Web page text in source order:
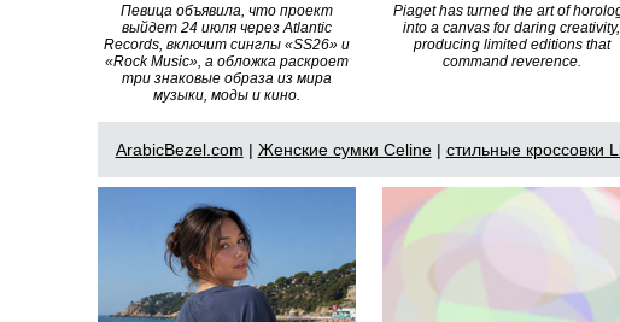
Певица объявила, что проект
выйдет 24 июля через Atlantic
Records, включит синглы «SS26» и
«Rock Music», а обложка раскроет
три знаковые образа из мира
музыки, моды и кино.
Piaget has turned the art of
into a canvas for daring creativity,
producing limited editions that
command reverence.
ArabicBezel.com | Женские сумки Celine| стильные кроссовки